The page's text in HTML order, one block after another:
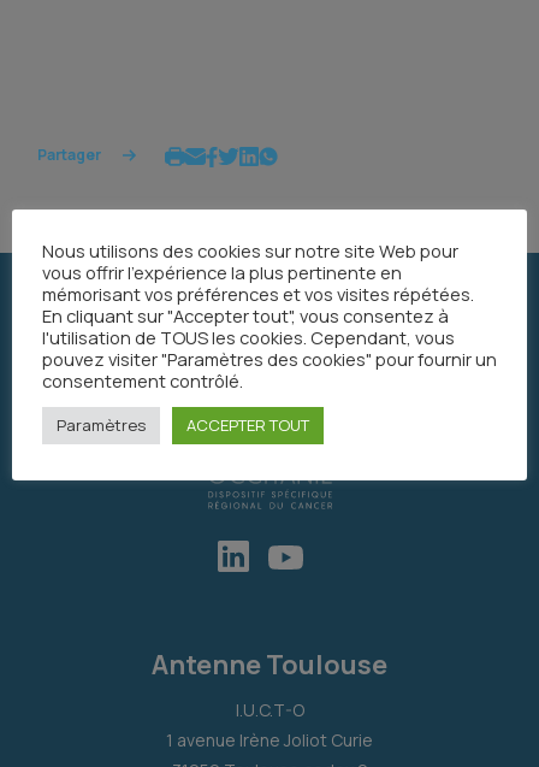
Partager
Antenne Toulouse
I.U.C.T-O
1 avenue Irène Joliot Curie
Nous utilisons des cookies sur notre site Web pour
vous offrir l'expérience la plus pertinente en
mémorisant vos préférences et vos visites répétées.
En cliquant sur "Accepter tout", vous consentez à
l'utilisation de TOUS les cookies. Cependant, vous
pouvez visiter "Paramètres des cookies" pour fournir un
consentement contrôlé.
Paramètres ACCEPTER TOUT